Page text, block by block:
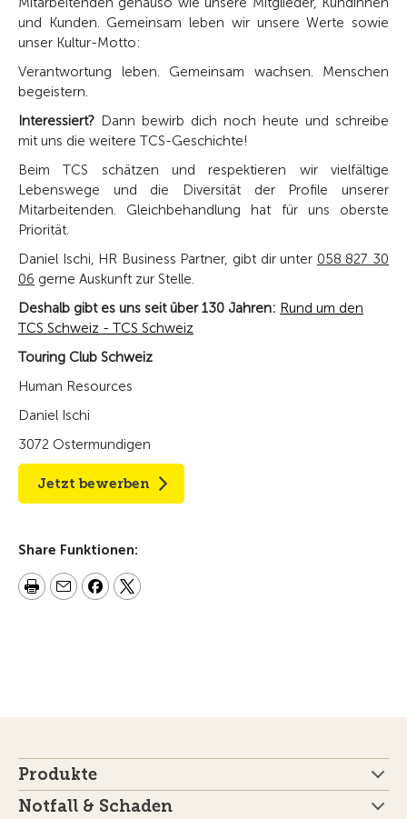
und Kunden. Gemeinsam leben wir unsere Werte sowie
unser Kultur-Motto:
Verantwortung leben. Gemeinsam wachsen. Menschen
begeistern.
Interessiert? Dann bewirb dich noch heute und schreibe
mit uns die weitere TCS-Geschichte!
Beim TCS schätzen und respektieren wir vielfältige
Lebenswege und die Diversität der Profile unserer
Mitarbeitenden. Gleichbehandlung hat für uns oberste
Priorität.
Daniel Ischi, HR Business Partner, gibt dir unter 058 827 30
06 gerne Auskunft zur Stelle.
Deshalb gibt es uns seit über 130 Jahren: Rund um den
TCS Schweiz - TCS Schweiz
Touring Club Schweiz
Human Resources
Daniel Ischi
3072 Ostermundigen
Jetzt bewerben
Share Funktionen:
Produkte
Notfall & Schaden